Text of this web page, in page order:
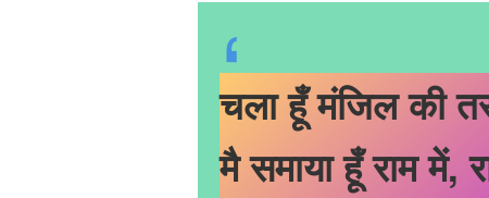
चला हूँ मंजिल की
मै समाया हूँ राम में,